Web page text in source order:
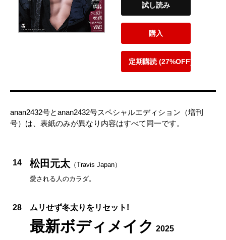
試し読み
購入
定期購読 (27%OFF)
anan2432号とanan2432号スペシャルエディション（増刊
号）は、表紙のみが異なり内容はすべて同一です。
14 松田元太 （Travis Japan）
愛される人のカラダ。
28 ムリせず冬太りをリセット!
最新ボディメイク 2025